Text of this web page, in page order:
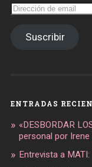
Dirección
de
Suscribir
ENTRADAS
«DESBORDAR
personal por Irene
Entrevista a